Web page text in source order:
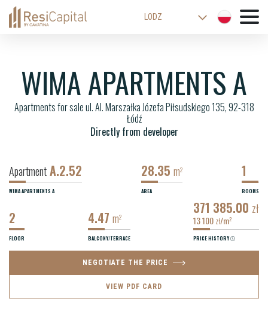
LODZ
WROCLAW
CRACOW
BIELSKO-BIALA
WIMA APARTMENTS A
Apartments for sale ul. Al. Marszałka Józefa Piłsudskiego 135, 92-318
Łódź
Directly from developer
WIMA APARTMENTS A
ApartmentA.2.52
AREA
28.35 m2
ROOMS
1
FLOOR
2
BALCONY/TERRACE
4.47 m2
PRICE HISTORY
371 385.00 zł
13 100 zł/m2
NEGOTIATE THE PRICE
VIEW PDF CARD